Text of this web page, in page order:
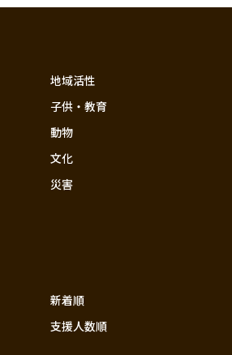
近畿
中国
地域活性
子供・教育
動物
文化
災害
新着順
支援人数順